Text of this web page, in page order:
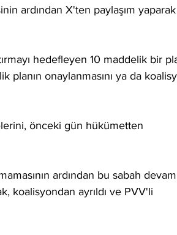
ardından X'ten paylaşım
hedefleyen 10 maddelik bir
planın onaylanmasını ya da
önceki gün hükümetten
ardından bu sabah
koalisyondan ayrıldı ve PVV'li